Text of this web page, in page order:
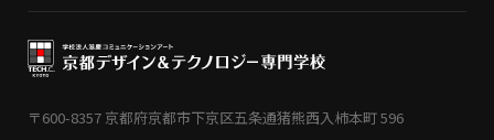
〒600-8357 京都府京都市下京区五条通猪熊西入柿本町 596